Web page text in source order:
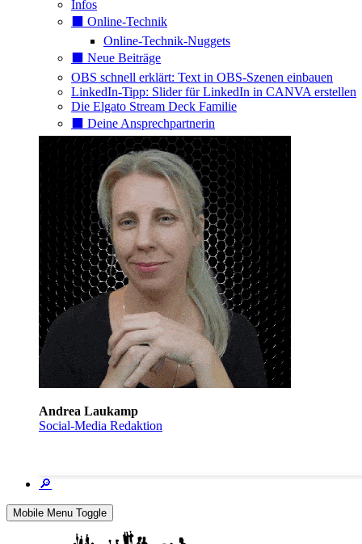
Infos
⬛️ Online-Technik
Online-Technik-Nuggets
⬛️ Neue Beiträge
OBS schnell erklärt: Text in OBS-Szenen einbauen
LinkedIn-Tipp: Slider für LinkedIn in CANVA erstellen
Die Elgato Stream Deck Familie
⬛️ Deine Ansprechpartnerin
Andrea Laukamp
Social-Media Redaktion
🔎
Mobile Menu Toggle